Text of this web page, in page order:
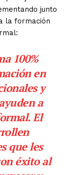
junto
la formación
100%
en
y
a
El
que les
éxito al